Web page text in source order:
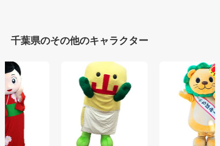
千葉県のその他のキャラクター